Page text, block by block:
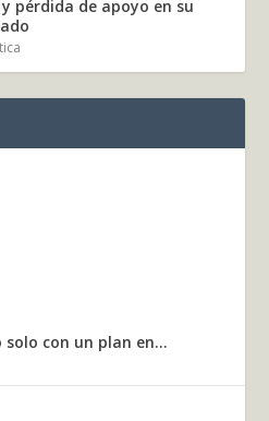
pérdida de apoyo en su
con un plan en...